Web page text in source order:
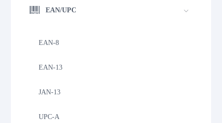
EAN/UPC
EAN-8
EAN-13
JAN-13
UPC-A